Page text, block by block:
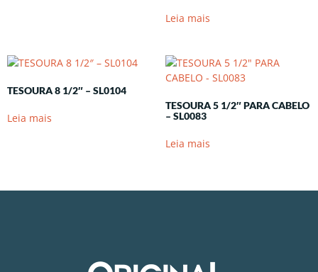
Leia mais
TESOURA 8 1/2″ – SL0104
Leia mais
TESOURA 5 1/2″ PARA CABELO
– SL0083
Leia mais